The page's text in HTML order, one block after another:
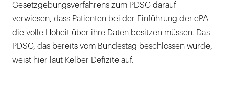
Gesetzgebungsverfahrens zum PDSG darauf
verwiesen, dass Patienten bei der Einführung der ePA
die volle Hoheit über ihre Daten besitzen müssen. Das
PDSG, das bereits vom Bundestag beschlossen wurde,
weist hier laut Kelber Defizite auf.